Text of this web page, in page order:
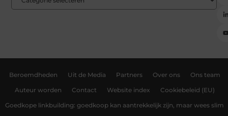
Beroemdheden Uit de Media Partners Over ons Ons team
Auteur worden Contact Website index Cookiebeleid (EU)
Goedkope linkbuilding: goedkoop kan aantrekkelijk zijn, maar wees slim